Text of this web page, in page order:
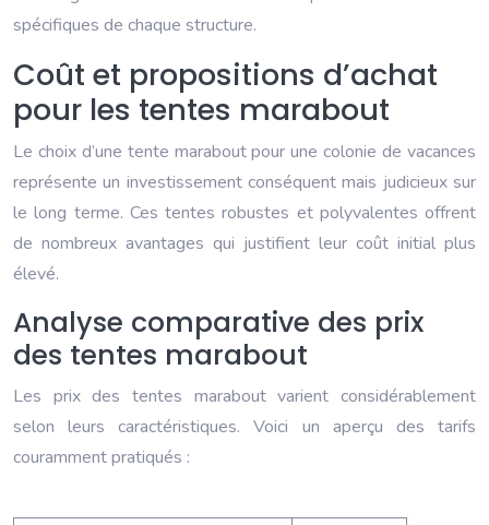
spécifiques de chaque structure.
Coût et propositions d’achat
pour les tentes marabout
Le choix d’une tente marabout pour une colonie de vacances
représente un investissement conséquent mais judicieux sur
le long terme. Ces tentes robustes et polyvalentes offrent
de nombreux avantages qui justifient leur coût initial plus
élevé.
Analyse comparative des prix
des tentes marabout
Les prix des tentes marabout varient considérablement
selon leurs caractéristiques. Voici un aperçu des tarifs
couramment pratiqués :